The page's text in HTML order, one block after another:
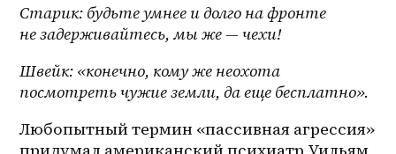
Старик: будьте умнее и долго на фронте
не задерживайтесь, мы же — чехи!
Швейк: «конечно, кому же неохота
посмотреть чужие земли, да еще бесплатно».
Любопытный термин «пассивная агрессия»